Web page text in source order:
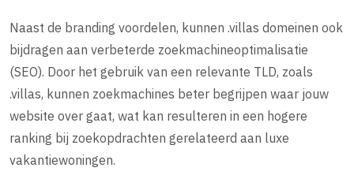
Naast de branding voordelen, kunnen .villas domeinen ook
bijdragen aan verbeterde zoekmachineoptimalisatie
(SEO). Door het gebruik van een relevante TLD, zoals
.villas, kunnen zoekmachines beter begrijpen waar jouw
website over gaat, wat kan resulteren in een hogere
ranking bij zoekopdrachten gerelateerd aan luxe
vakantiewoningen.